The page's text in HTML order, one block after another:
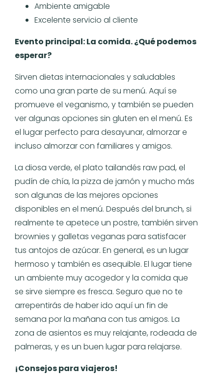
Ambiente amigable
Excelente servicio al cliente
Evento principal: La comida. ¿Qué podemos
esperar?
Sirven dietas internacionales y saludables
como una gran parte de su menú. Aquí se
promueve el veganismo, y también se pueden
ver algunas opciones sin gluten en el menú. Es
el lugar perfecto para desayunar, almorzar e
incluso almorzar con familiares y amigos.
La diosa verde, el plato tailandés raw pad, el
pudín de chía, la pizza de jamón y mucho más
son algunas de las mejores opciones
disponibles en el menú. Después del brunch, si
realmente te apetece un postre, también sirven
brownies y galletas veganas para satisfacer
tus antojos de azúcar. En general, es un lugar
hermoso y también es asequible. El lugar tiene
un ambiente muy acogedor y la comida que
se sirve siempre es fresca. Seguro que no te
arrepentirás de haber ido aquí un fin de
semana por la mañana con tus amigos. La
zona de asientos es muy relajante, rodeada de
palmeras, y es un buen lugar para relajarse.
¡Consejos para viajeros!